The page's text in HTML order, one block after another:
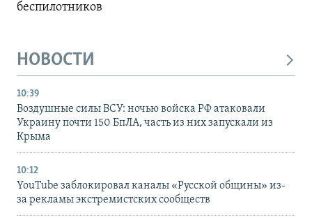
беспилотников
НОВОСТИ
10:39
Воздушные силы ВСУ: ночью войска РФ атаковали
Украину почти 150 БпЛА, часть из них запускали из
Крыма
10:12
YouTube заблокировал каналы «Русской общины» из-
за рекламы экстремистских сообществ